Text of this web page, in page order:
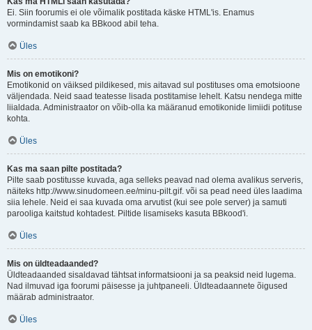
Ei. Siin foorumis ei ole võimalik postitada käske HTML'is. Enamus
vormindamist saab ka BBkood abil teha.
Üles
Mis on emotikoni?
Emotikonid on väiksed pildikesed, mis aitavad sul postituses oma emotsioone
väljendada. Neid saad teatesse lisada postitamise lehelt. Katsu nendega mitte
liialdada. Administraator on võib-olla ka määranud emotikonide limiidi potituse
kohta.
Üles
Kas ma saan pilte postitada?
Pilte saab postitusse kuvada, aga selleks peavad nad olema avalikus serveris,
näiteks http://www.sinudomeen.ee/minu-pilt.gif. või sa pead need üles laadima
siia lehele. Neid ei saa kuvada oma arvutist (kui see pole server) ja samuti
parooliga kaitstud kohtadest. Piltide lisamiseks kasuta BBkood'i.
Üles
Mis on üldteadaanded?
Üldteadaanded sisaldavad tähtsat informatsiooni ja sa peaksid neid lugema.
Nad ilmuvad iga foorumi päisesse ja juhtpaneeli. Üldteadaannete õigused
määrab administraator.
Üles